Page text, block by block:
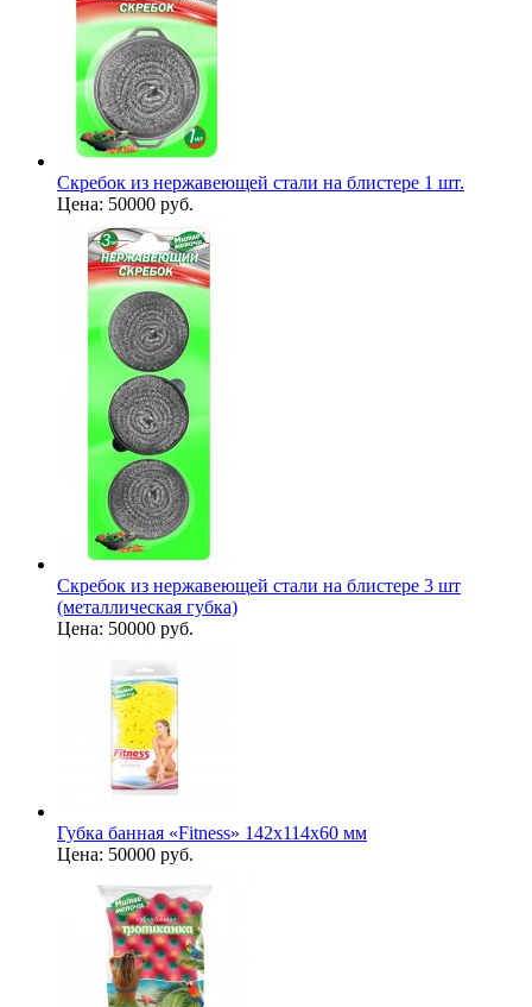
Скребок из нержавеющей стали на блистере 1 шт.
Цена: 50000 руб.
Скребок из нержавеющей стали на блистере 3 шт
(металлическая губка)
Цена: 50000 руб.
Губка банная «Fitness» 142х114х60 мм
Цена: 50000 руб.